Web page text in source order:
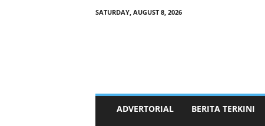
SATURDAY, AUGUST 8, 2026
ADVERTORIAL BERITA TERKINI